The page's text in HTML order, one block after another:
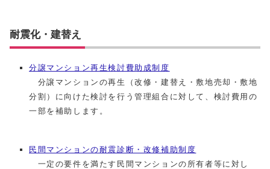
耐震化・建替え
分譲マンション再生検討費助成制度
分譲マンションの再生（改修・建替え・敷地売却・敷地
分割）に向けた検討を行う管理組合に対して、検討費用の
一部を補助します。
民間マンションの耐震診断・改修補助制度
一定の要件を満たす民間マンションの所有者等に対し